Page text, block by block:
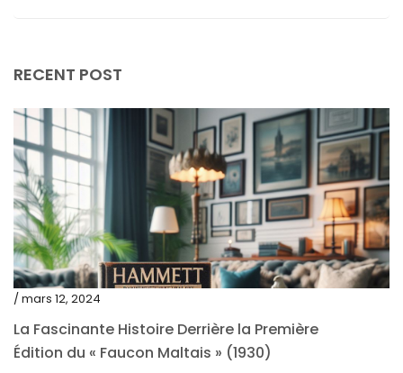
octobre 2023
septembre 2023
août 2023
juillet 2023
juin 2023
mai 2023
avril 2023
mars 2023
RECENT POST
/ mars 12, 2024
La Fascinante Histoire Derrière la Première
Édition du « Faucon Maltais » (1930)